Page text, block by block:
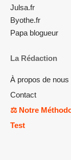
Julsa.fr
Byothe.fr
Papa blogueur
La Rédaction
À propos de nous
Contact
⚖️ Notre
Test